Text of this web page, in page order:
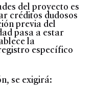
del proyecto es
créditos dudosos
previa del
pasa a estar
la
específico
se exigirá: